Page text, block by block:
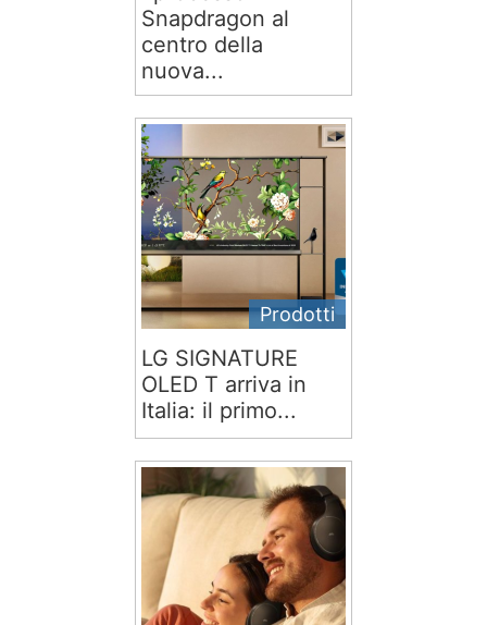
Snapdragon al
centro della
nuova...
Prodotti
LG SIGNATURE
OLED T arriva in
Italia: il primo...